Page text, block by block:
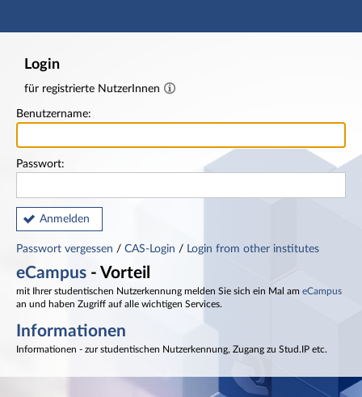
Hauptnavigation
Login
für registrierte NutzerInnen
Benutzername:
Passwort:
Anmelden
Passwort vergessen / CAS-Login / Login from other institutes
eCampus - Vorteil
mit Ihrer studentischen Nutzerkennung melden Sie sich ein Mal am eCampus
an und haben Zugriff auf alle wichtigen Services.
Informationen
Informationen - zur studentischen Nutzerkennung, Zugang zu Stud.IP etc.